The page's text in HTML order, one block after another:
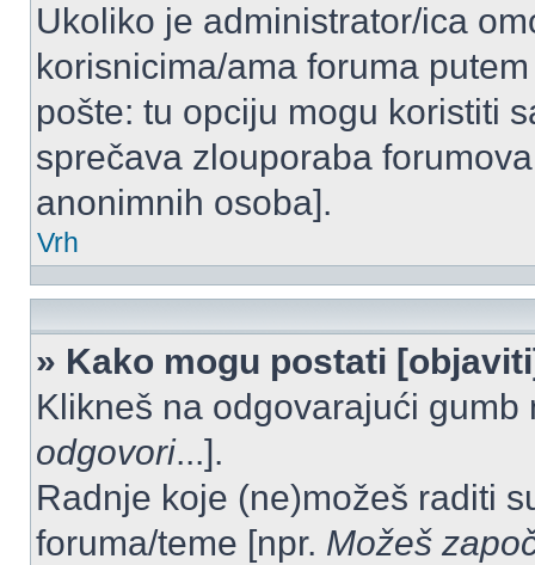
Ukoliko je administrator/ica
korisnicima/ama foruma
pošte: tu opciju mogu koristiti
sprečava zlouporaba
anonimnih osoba].
Vrh
» Kako mogu postati
Klikneš na odgovarajući
odgovori...].
Radnje koje (ne)možeš raditi
foruma/teme [npr. Možeš